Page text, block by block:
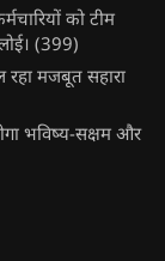
को टीम
(399)
मजबूत सहारा
भविष्य-सक्षम और